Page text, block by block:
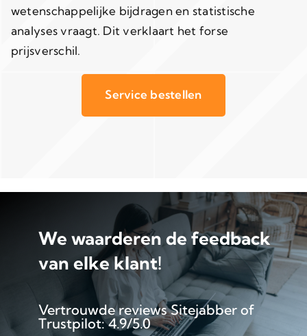
wetenschappelijke bijdragen en statistische
analyses vraagt. Dit verklaart het forse
prijsverschil.
Service bestellen
We waarderen de feedback
van elke klant!
Vertrouwde reviews Sitejabber of
Trustpilot: 4.9/5.0